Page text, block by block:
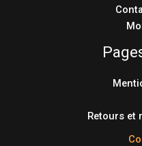
Retours et